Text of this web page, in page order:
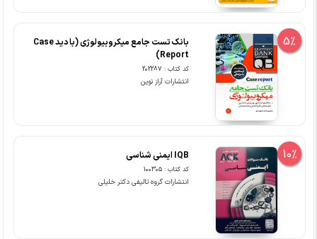
5%
بانک تست جامع میکروبیولوژی (با دید Case
Report)
کد کتاب : 202287
انتشارات آراز نوین
10% IQB ایمنی شناسی
کد کتاب : 100305
انتشارات گروه تالیفی دکتر خلیلی